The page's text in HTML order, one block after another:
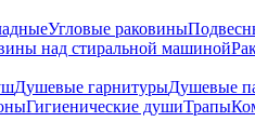
Угловые раковины
над стиральной машиной
Душевые гарнитурыДушевые
Гигиенические душиТрапы